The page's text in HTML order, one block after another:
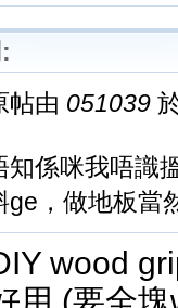
帖由 051039
知係咪我唔識
ge，做地板當
wood
用.(要全